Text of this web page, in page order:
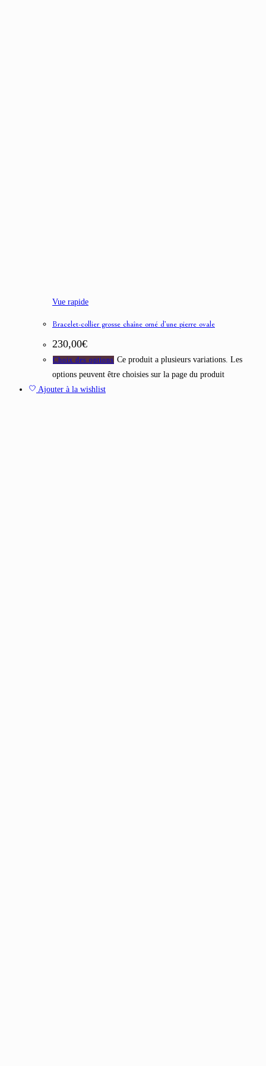
Vue rapide
Bracelet-collier grosse chaîne orné d’une pierre ovale
230,00€
Choix des options Ce produit a plusieurs variations. Les
options peuvent être choisies sur la page du produit
Ajouter à la wishlist